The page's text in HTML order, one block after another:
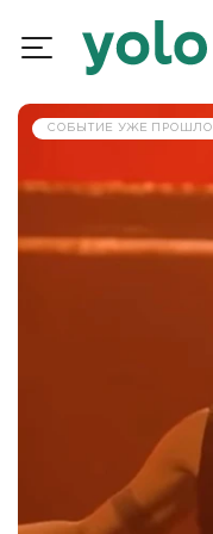
СОБЫТИЕ УЖЕ ПРОШЛО